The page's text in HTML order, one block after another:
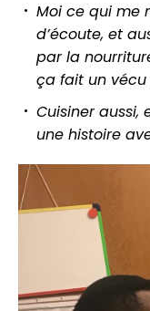
Moi ce qui me
d’écoute, et
par la
ça fait un vécu
Cuisiner
une histoire